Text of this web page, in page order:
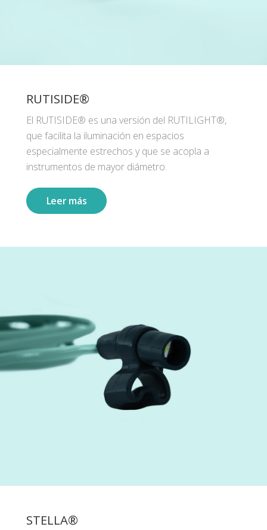
RUTISIDE®
El RUTISIDE® es una versión del RUTILIGHT®,
que facilita la iluminación en espacios
especialmente estrechos y que se acopla a
instrumentos de mayor diámetro.
Leer más
STELLA®